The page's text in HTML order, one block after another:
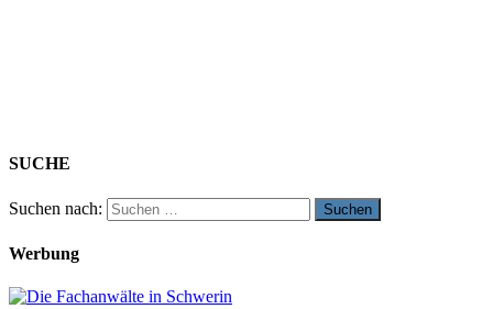
SUCHE
Suchen nach:
Werbung